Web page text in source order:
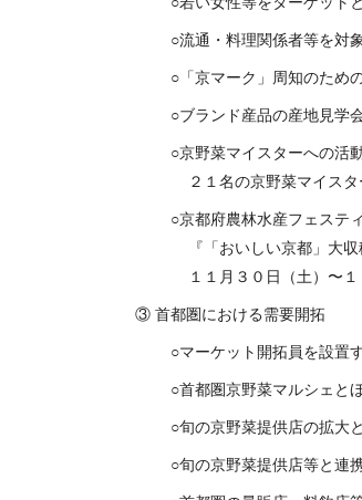
流通・料理関係者等を対
「京マーク」周知のため
ブランド産品の産地見学
京野菜マイスターへの活
２１名の京野菜マイス
京都府農林水産フェステ
『「おいしい京都」大
１１月３０日（土）〜
③ 首都圏における需要開拓
マーケット開拓員を設置
首都圏京野菜マルシェと
旬の京野菜提供店の拡大
旬の京野菜提供店等と連